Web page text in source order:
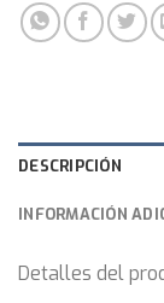
DESCRIPCIÓN
INFORMACIÓN
Detalles del